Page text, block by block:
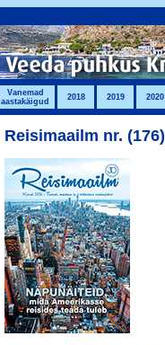
Vanemad
aastakäigud
2018 2019 2020
Reisimaailm nr.